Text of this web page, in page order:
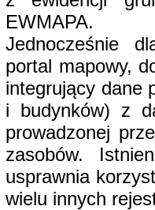
EWMAPA.
Jednocześnie
portal mapowy,
integrujący dane
i budynków) z
prowadzonej
zasobów.
usprawnia
wielu innych